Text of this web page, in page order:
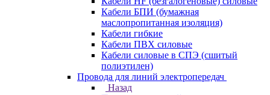
Кабели БПИ (бумажная
маслопропитанная изоляция)
Кабели гибкие
Кабели ПВХ силовые
Кабели силовые в СПЭ (сшитый
полиэтилен)
Провода для линий электропередач
Назад